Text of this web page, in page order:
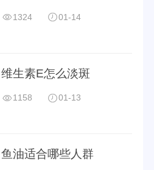
1995年
1324 01-14
维生素E怎么淡斑
1158 01-13
鱼油适合哪些人群